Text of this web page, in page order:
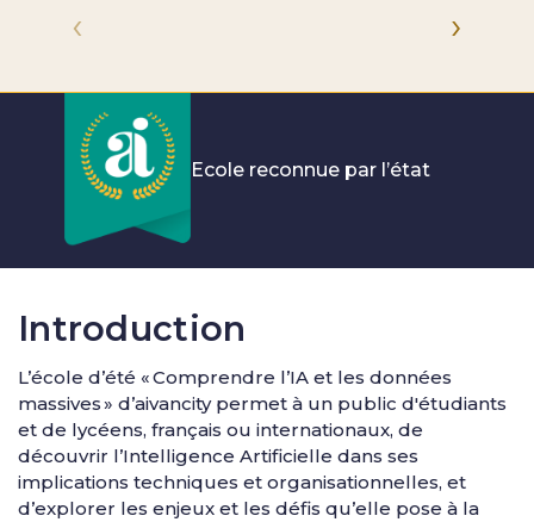
‹ ›
Ecole reconnue par l’état
Introduction
L’école d’été « Comprendre l’IA et les données
massives » d’aivancity permet à un public d'étudiants
et de lycéens, français ou internationaux, de
découvrir l’Intelligence Artificielle dans ses
implications techniques et organisationnelles, et
d’explorer les enjeux et les défis qu’elle pose à la